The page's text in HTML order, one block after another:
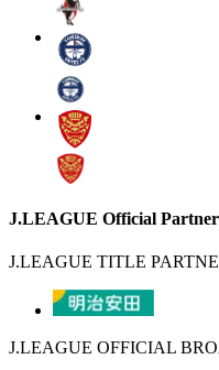
J.LEAGUE Official
J.LEAGUE TITLE
J.LEAGUE OFFICIAL